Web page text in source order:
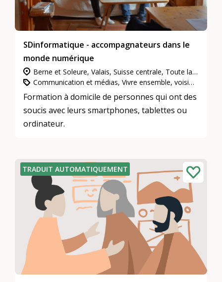
SDinformatique - accompagnateurs dans le
monde numérique
Berne et Soleure, Valais, Suisse centrale, Toute la Suisse, Zurich, Genève, Suisse du Nord-Ouest, Grisons, Tessin, Neuchâtel et Jura, Suisse orientale, Étranger, Vaud et Fribourg
Communication et médias, Vivre ensemble, voisinage et quartiers, L’engagement d’utilité publique
Formation à domicile de personnes qui ont des
soucis avec leurs smartphones, tablettes ou
ordinateur.
TRADUIT AUTOMATIQUEMENT